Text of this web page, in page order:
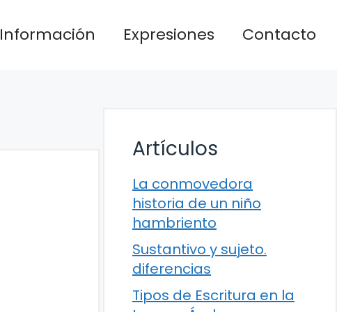
Información Expresiones Contacto
Artículos
La conmovedora
historia de un niño
hambriento
Sustantivo y sujeto.
diferencias
Tipos de Escritura en la